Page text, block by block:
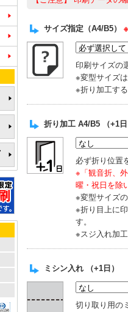
サイズ指定（A4/B5）
印刷サイズの
※変型サイズ
※折り加工す
折り加工 A4/B5 （+1日
必ず折り位置
※「観音折、
曜・祝日を除
※変型サイズ
※折り目上に
す。
※スジ入れ加
ミシン入れ （+1日）
切り取り用の